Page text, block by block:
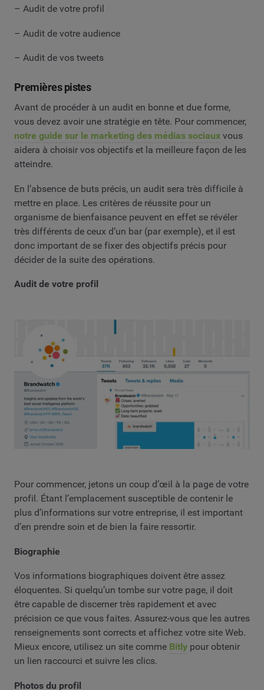
– Audit de votre profil
– Audit de votre audience
– Audit de vos tweets
Premières pistes
Avant de procéder à un audit en bonne et due forme,
vous devez avoir une stratégie en tête. Pour commencer,
notre guide sur le marketing des médias sociaux vous
aidera à choisir vos objectifs et la meilleure façon de les
atteindre.
En l’absence de buts précis, un audit sera très difficile à
mettre en place. Les critères de réussite pour un
organisme de bienfaisance peuvent en effet se révéler
très différents de ceux d’un bar (par exemple), et il est
donc important de se fixer des objectifs précis pour
décider de la suite des opérations.
Audit de votre profil
Pour commencer, jetons un coup d’œil à la page de votre
profil. Étant l’emplacement susceptible de contenir le
plus d’informations sur votre entreprise, il est important
d’en prendre soin et de bien la faire ressortir.
Biographie
Vos informations biographiques doivent être assez
éloquentes. Si quelqu’un tombe sur votre page, il doit
être capable de discerner très rapidement et avec
précision ce que vous faites. Assurez-vous que les autres
renseignements sont corrects et affichez votre site Web.
Mieux encore, utilisez un site comme Bitly pour obtenir
un lien raccourci et suivre les clics.
Photos du profil